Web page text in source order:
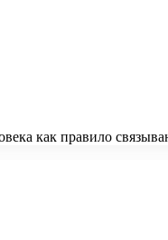
как правило